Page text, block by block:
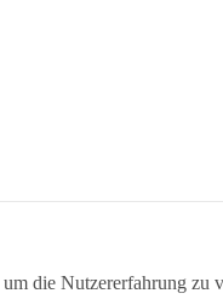
die Nutzererfahrung zu